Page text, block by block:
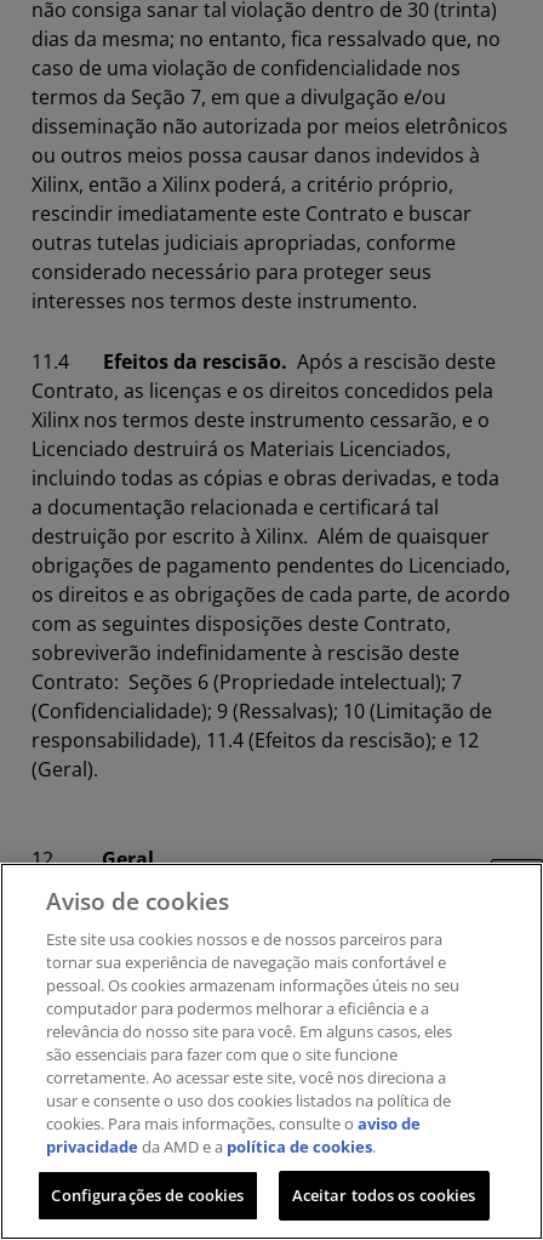
não consiga sanar tal violação dentro de 30 (trinta)
dias da mesma; no entanto, fica ressalvado que, no
caso de uma violação de confidencialidade nos
termos da Seção 7, em que a divulgação e/ou
disseminação não autorizada por meios eletrônicos
ou outros meios possa causar danos indevidos à
Xilinx, então a Xilinx poderá, a critério próprio,
rescindir imediatamente este Contrato e buscar
outras tutelas judiciais apropriadas, conforme
considerado necessário para proteger seus
interesses nos termos deste instrumento.
11.4 Efeitos da rescisão. Após a rescisão deste
Contrato, as licenças e os direitos concedidos pela
Xilinx nos termos deste instrumento cessarão, e o
Licenciado destruirá os Materiais Licenciados,
incluindo todas as cópias e obras derivadas, e toda
a documentação relacionada e certificará tal
destruição por escrito à Xilinx. Além de quaisquer
obrigações de pagamento pendentes do Licenciado,
os direitos e as obrigações de cada parte, de acordo
com as seguintes disposições deste Contrato,
sobreviverão indefinidamente à rescisão deste
Contrato: Seções 6 (Propriedade intelectual); 7
(Confidencialidade); 9 (Ressalvas); 10 (Limitação de
responsabilidade), 11.4 (Efeitos da rescisão); e 12
(Geral).
12.Geral.
Licenciados são compostos por software de
computador comercial desenvolvido
exclusivamente à custa da Xilinx. Assim, de acordo
com a Seção 12.212 do Federal Acquisition
Regulations (FAR) do governo dos EUA e a Seção
227.7202 do Defense FAR Supplement (DFARS), o
uso, duplicação e divulgação dos Materiais
Licenciados pelo (ou para) o governo dos EUA está
sujeito às restrições estabelecidas neste Contrato.
O fabricante é a Xilinx, Inc., 2100 Logic Drive, San
Aviso de cookies
Este site usa cookies nossos e de nossos parceiros ​para
tornar sua experiência de navegação mais confortável e
pessoal. ​Os cookies armazenam informações úteis no seu
computador para podermos melhorar a eficiência e a
relevância do nosso site para você. Em alguns casos, eles
são essenciais para fazer com que o site funcione
corretamente. Ao acessar este site, você nos direciona a
usar e consente o uso dos cookies listados na política de
cookies. Para mais informações, consulte oaviso de
privacidadeda AMD e a política de cookies.
Configurações de cookies Aceitar todos os cookies